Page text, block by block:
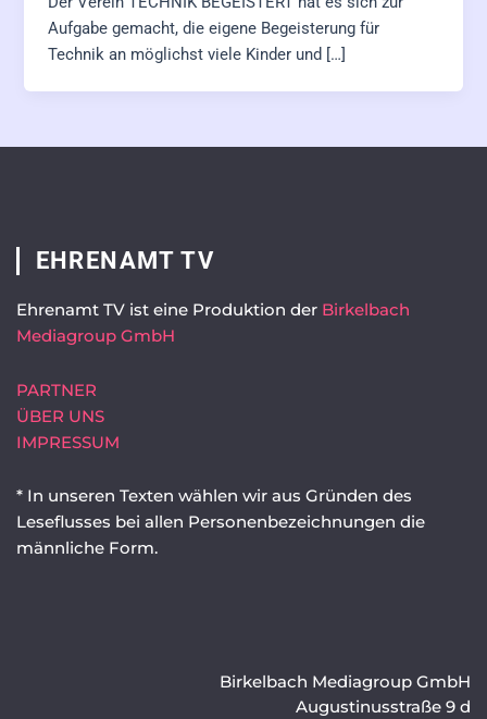
Aufgabe gemacht, die eigene Begeisterung für
Technik an möglichst viele Kinder und […]
EHRENAMT TV
Ehrenamt TV ist eine Produktion der Birkelbach
Mediagroup GmbH
PARTNER
ÜBER UNS
IMPRESSUM
* In unseren Texten wählen wir aus Gründen des
Leseflusses bei allen Personenbezeichnungen die
männliche Form.
Birkelbach Mediagroup GmbH
Augustinusstraße 9 d